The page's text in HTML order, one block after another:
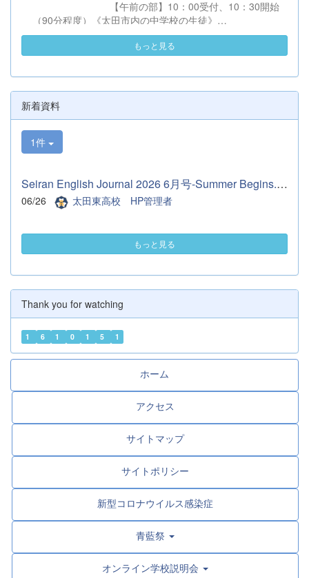
れからもやっていく自信につながりました。
とても充実した2ヶ月間でした。 先輩たちあ
りがとうございました。 これからは、代替
わりして2年生が主役となります。1年後悔
います。 （１年マネージャー 佐久間理
乃）
【午前の部】10：00受付、10：30開始
（90分程度）《太田市内の中学校の生徒》
【午後の部】13：30受付、14：00開始
（90分程度）《太田市外の中学校の生徒》
太田市民会館 （会館案内図）
（駐車場図）
住所：太田市飯塚町２００－１ 電
話：０２７６－５７－８５７７ ３ 対 象 〇令和９
年３月卒業見込みの中学生およびその保護者、中学校教職
員 〇中学校１・２年生およびその保護者
（ただし、令和９年３月卒業見込みの中
拶 （２）学校からの説明
（令和９年度入学者選抜について、
学校概要、進路状況およびキャリア教育について)
学習、部活動について） （４）質疑応答
５ 申込方法 （１）参加を希望する生徒又は保護者
もっと見る
新着資料
1件
Seiran English Journal 2026 6月号-Summer Begins.pdf
06/26 太田東高校 HP管理者
もっと見る
Thank you for watching
1 6 1 0 1 5 1
ホーム
アクセス
サイトマップ
サイトポリシー
新型コロナウイルス感染症
青藍祭
オンライン学校説明会